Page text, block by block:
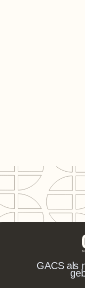
Retail
BVO
13.000 m²
Rol C2N
GACS als